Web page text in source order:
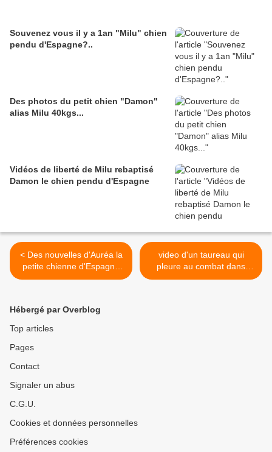
Souvenez vous il y a 1an "Milu" chien
pendu d'Espagne?..
Des photos du petit chien "Damon"
alias Milu 40kgs...
Vidéos de liberté de Milu rebaptisé
Damon le chien pendu d'Espagne
< Des nouvelles d'Auréa la
petite chienne d'Espagne
du 3/10/2011
video d'un taureau qui
pleure au combat dans
l'arêne >
Hébergé par Overblog
Top articles
Pages
Contact
Signaler un abus
C.G.U.
Cookies et données personnelles
Préférences cookies